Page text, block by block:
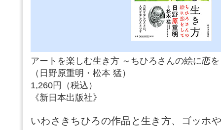
アートを楽しむ生き方 ～ちひろさんの絵に恋
（日野原重明・松本 猛）
1,260円（税込）
《新日本出版社》
いわさきちひろの作品と生き方、ゴッホ